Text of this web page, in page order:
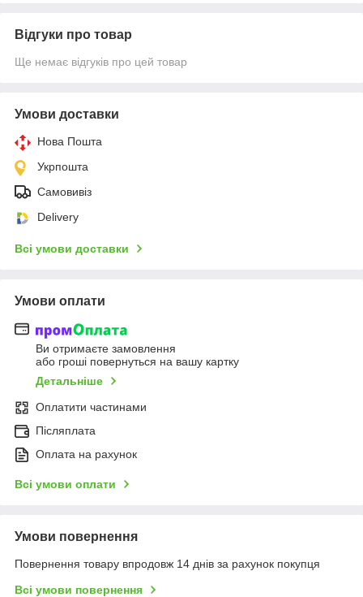
Відгуки про товар
Ще немає відгуків про цей товар
Умови доставки
Нова Пошта
Укрпошта
Самовивіз
Delivery
Всі умови доставки
Умови оплати
Ви отримаєте замовлення
або гроші повернуться на вашу картку
Детальніше
Оплатити частинами
Післяплата
Оплата на рахунок
Всі умови оплати
Умови повернення
Повернення товару впродовж 14 днів за рахунок покупця
Всі умови повернення